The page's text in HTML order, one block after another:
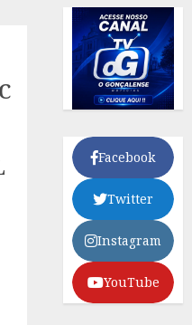
Facebook
Twitter
Instagram
YouTube